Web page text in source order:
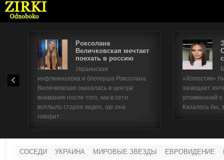
Роксолана
Величковская мечтает
поехать в россию
Украинская
инфлюенсерка и блогерша Роксолана
Величковская оказалась в центре
внимания после того, как в сети
всплыло старое видео, где она
говорит:...
«Холостяк»
зачищает
упоминаний
Казалось бы,
СОСЕДИ УКРАИНА МИРОВЫЕ ЗВЕЗДЫ ЕВРОВИДЕНИЕ
Имя